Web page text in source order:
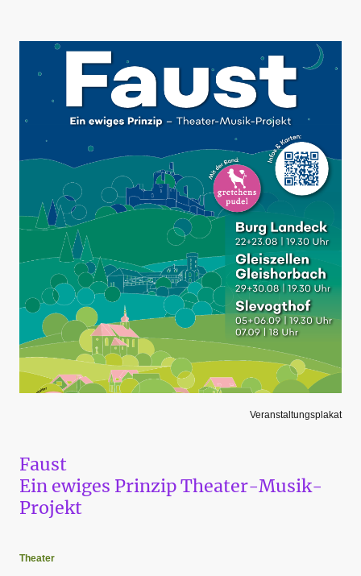
Veranstaltungsplakat
Faust
Ein ewiges Prinzip Theater-Musik-
Projekt
Theater